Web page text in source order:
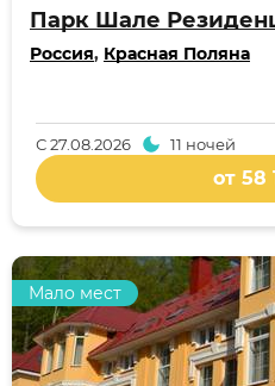
Парк Шале
Россия, Красная Поляна
С27.08.2026 11 ночей
от 58
Мало мест